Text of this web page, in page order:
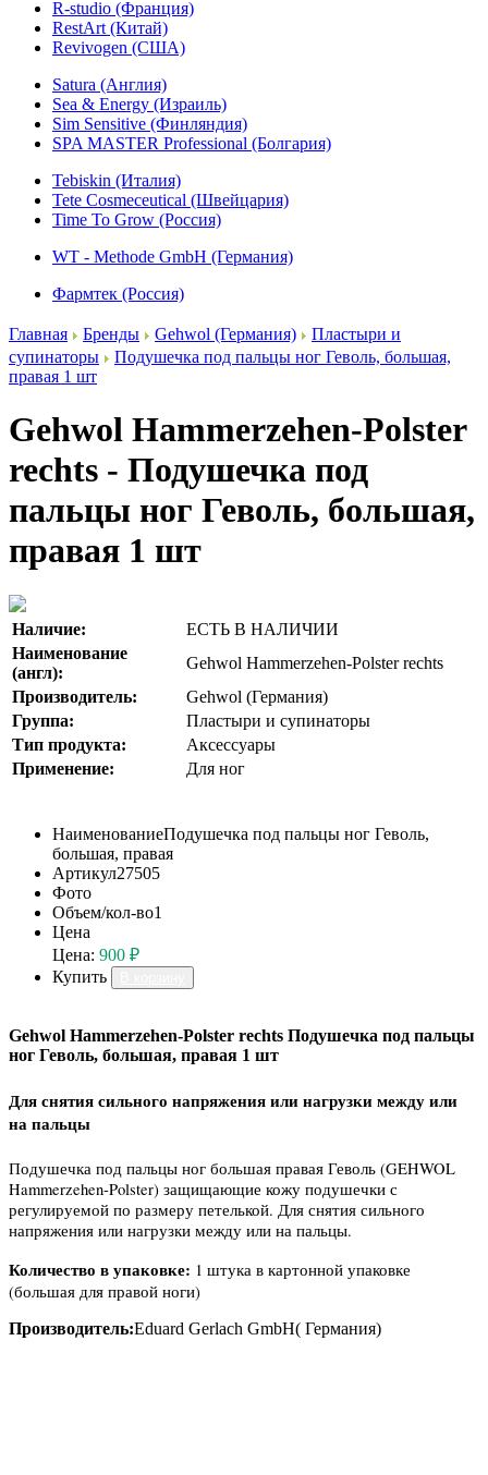
R-studio (Франция)
RestArt (Китай)
Revivogen (США)
Satura (Англия)
Sea & Energy (Израиль)
Sim Sensitive (Финляндия)
SPA MASTER Professional (Болгария)
Tebiskin (Италия)
Tete Cosmeceutical (Швейцария)
Time To Grow (Россия)
WT - Methode GmbH (Германия)
Фармтек (Россия)
Главная Бренды Gehwol (Германия)
Пластыри и
супинаторы
Подушечка под пальцы ног Геволь, большая,
правая 1 шт
Gehwol Hammerzehen-Polster
rechts - Подушечка под
пальцы ног Геволь, большая,
правая 1 шт
Наличие:
ЕСТЬ В НАЛИЧИИ
Наименование
(англ):
Gehwol Hammerzehen-Polster rechts
Производитель:
Gehwol (Германия)
Группа:
Пластыри и супинаторы
Тип продукта:
Аксессуары
Применение:
Для ног
НаименованиеПодушечка под пальцы ног Геволь,
большая, правая
Артикул27505
Фото
Объем/кол-во1
Цена
Цена: 900 ₽
Купить
Gehwol Hammerzehen-Polster rechts Подушечка под пальцы
ног Геволь, большая, правая 1 шт
Для снятия сильного напряжения или нагрузки между или
на пальцы
Подушечка под пальцы ног большая правая Геволь (GEHWOL
Hammerzehen-Polster) защищающие кожу подушечки с
регулируемой по размеру петелькой. Для снятия сильного
напряжения или нагрузки между или на пальцы.
Количество в упаковке: 1 штука в картонной упаковке
(большая для правой ноги)
Производитель:Eduard Gerlach GmbH( Германия)